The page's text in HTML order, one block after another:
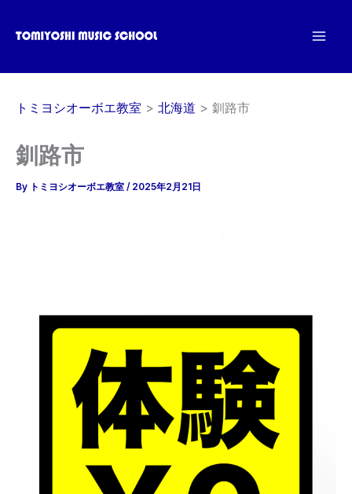
ス
トミヨシオーボエ教室 北海道 釧路市
釧路市
By トミヨシオーボエ教室 / 2025年2月21日